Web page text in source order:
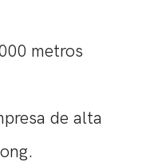
metros
de alta